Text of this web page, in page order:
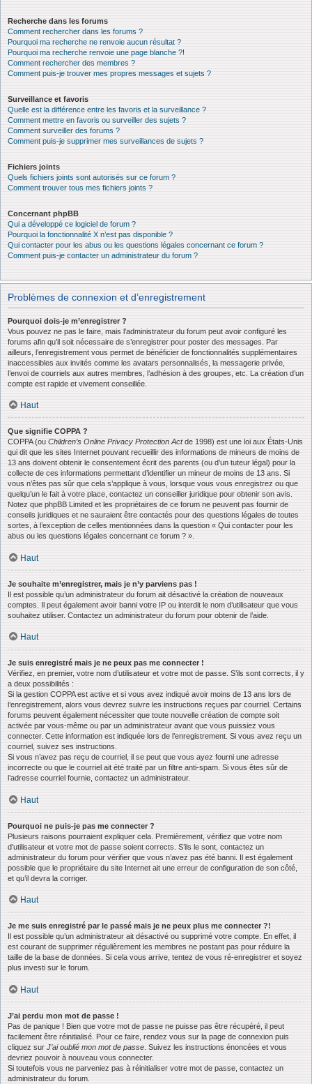
Recherche dans les forums
Comment rechercher dans les forums ?
Pourquoi ma recherche ne renvoie aucun résultat ?
Pourquoi ma recherche renvoie une page blanche ?!
Comment rechercher des membres ?
Comment puis-je trouver mes propres messages et sujets ?
Surveillance et favoris
Quelle est la différence entre les favoris et la surveillance ?
Comment mettre en favoris ou surveiller des sujets ?
Comment surveiller des forums ?
Comment puis-je supprimer mes surveillances de sujets ?
Fichiers joints
Quels fichiers joints sont autorisés sur ce forum ?
Comment trouver tous mes fichiers joints ?
Concernant phpBB
Qui a développé ce logiciel de forum ?
Pourquoi la fonctionnalité X n’est pas disponible ?
Qui contacter pour les abus ou les questions légales concernant ce forum ?
Comment puis-je contacter un administrateur du forum ?
Problèmes de connexion et d’enregistrement
Pourquoi dois-je m’enregistrer ?
Vous pouvez ne pas le faire, mais l’administrateur du forum peut avoir configuré les
forums afin qu’il soit nécessaire de s’enregistrer pour poster des messages. Par
ailleurs, l’enregistrement vous permet de bénéficier de fonctionnalités supplémentaires
inaccessibles aux invités comme les avatars personnalisés, la messagerie privée,
l’envoi de courriels aux autres membres, l’adhésion à des groupes, etc. La création d’un
compte est rapide et vivement conseillée.
Haut
Que signifie COPPA ?
COPPA (ou Children’s Online Privacy Protection Actde 1998) est une loi aux États-Unis
qui dit que les sites Internet pouvant recueillir des informations de mineurs de moins de
13 ans doivent obtenir le consentement écrit des parents (ou d’un tuteur légal) pour la
collecte de ces informations permettant d’identifier un mineur de moins de 13 ans. Si
vous n’êtes pas sûr que cela s’applique à vous, lorsque vous vous enregistrez ou que
quelqu’un le fait à votre place, contactez un conseiller juridique pour obtenir son avis.
Notez que phpBB Limited et les propriétaires de ce forum ne peuvent pas fournir de
conseils juridiques et ne sauraient être contactés pour des questions légales de toutes
sortes, à l’exception de celles mentionnées dans la question « Qui contacter pour les
abus ou les questions légales concernant ce forum ? ».
Haut
Je souhaite m’enregistrer, mais je n’y parviens pas !
Il est possible qu’un administrateur du forum ait désactivé la création de nouveaux
comptes. Il peut également avoir banni votre IP ou interdit le nom d’utilisateur que vous
souhaitez utiliser. Contactez un administrateur du forum pour obtenir de l’aide.
Haut
Je suis enregistré mais je ne peux pas me connecter !
Vérifiez, en premier, votre nom d’utilisateur et votre mot de passe. S’ils sont corrects, il y
a deux possibilités :
Si la gestion COPPA est active et si vous avez indiqué avoir moins de 13 ans lors de
l’enregistrement, alors vous devrez suivre les instructions reçues par courriel. Certains
forums peuvent également nécessiter que toute nouvelle création de compte soit
activée par vous-même ou par un administrateur avant que vous puissiez vous
connecter. Cette information est indiquée lors de l’enregistrement. Si vous avez reçu un
courriel, suivez ses instructions.
Si vous n’avez pas reçu de courriel, il se peut que vous ayez fourni une adresse
incorrecte ou que le courriel ait été traité par un filtre anti-spam. Si vous êtes sûr de
l’adresse courriel fournie, contactez un administrateur.
Haut
Pourquoi ne puis-je pas me connecter ?
Plusieurs raisons pourraient expliquer cela. Premièrement, vérifiez que votre nom
d’utilisateur et votre mot de passe soient corrects. S’ils le sont, contactez un
administrateur du forum pour vérifier que vous n’avez pas été banni. Il est également
possible que le propriétaire du site Internet ait une erreur de configuration de son côté,
et qu’il devra la corriger.
Haut
Je me suis enregistré par le passé mais je ne peux plus me connecter ?!
Il est possible qu’un administrateur ait désactivé ou supprimé votre compte. En effet, il
est courant de supprimer régulièrement les membres ne postant pas pour réduire la
taille de la base de données. Si cela vous arrive, tentez de vous ré-enregistrer et soyez
plus investi sur le forum.
Haut
J’ai perdu mon mot de passe !
Pas de panique ! Bien que votre mot de passe ne puisse pas être récupéré, il peut
facilement être réinitialisé. Pour ce faire, rendez vous sur la page de connexion puis
cliquez sur J’ai oublié mon mot de passe . Suivez les instructions énoncées et vous
devriez pouvoir à nouveau vous connecter.
Si toutefois vous ne parveniez pas à réinitialiser votre mot de passe, contactez un
administrateur du forum.